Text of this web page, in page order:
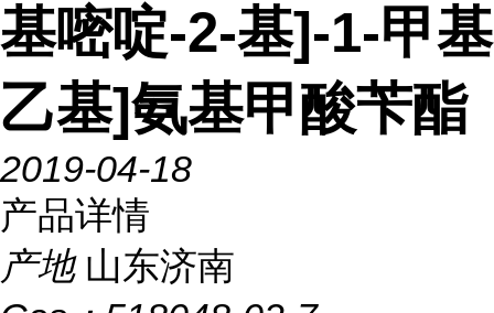
基嘧啶-2-基]-1-甲基
乙基]氨基甲酸苄酯
2019-04-18
产品详情
产地 山东济南